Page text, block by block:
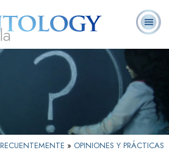
Ministros
Voluntarios
Preguntas
Frecuentes
» OPINIONES Y PRÁCTICAS